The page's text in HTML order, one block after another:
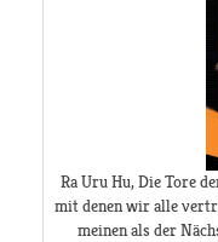
Ra Uru Hu, Die Tore
mit denen wir alle
meinen als der